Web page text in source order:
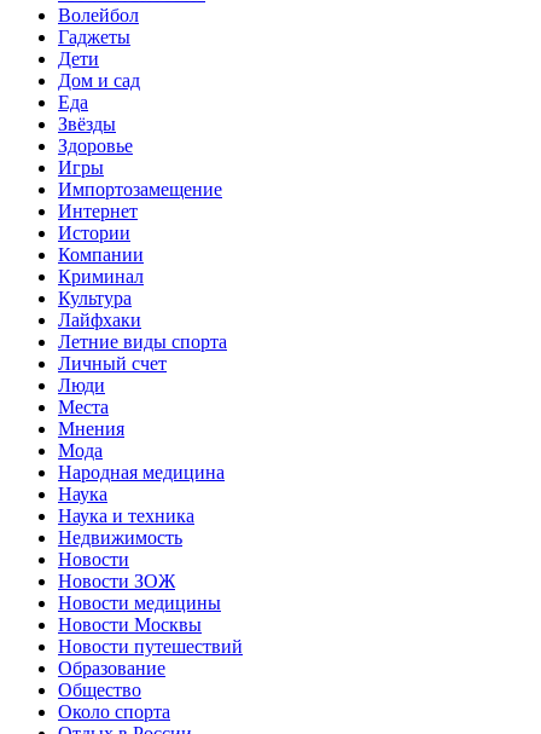
Волейбол
Гаджеты
Дети
Дом и сад
Еда
Звёзды
Здоровье
Игры
Импортозамещение
Интернет
Истории
Компании
Криминал
Культура
Лайфхаки
Летние виды спорта
Личный счет
Люди
Места
Мнения
Мода
Народная медицина
Наука
Наука и техника
Недвижимость
Новости
Новости ЗОЖ
Новости медицины
Новости Москвы
Новости путешествий
Образование
Общество
Около спорта